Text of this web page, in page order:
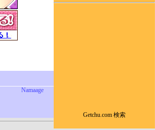
Getchu.com 検索
Namaage